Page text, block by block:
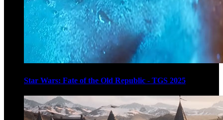
Star Wars: Fate of the Old Republic - TGS 2025